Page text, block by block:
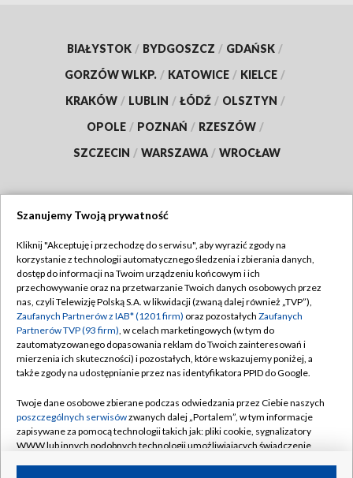
BIAŁYSTOK / BYDGOSZCZ / GDAŃSK /
GORZÓW WLKP. / KATOWICE / KIELCE /
KRAKÓW / LUBLIN / ŁÓDŹ / OLSZTYN /
OPOLE / POZNAŃ / RZESZÓW /
SZCZECIN / WARSZAWA / WROCŁAW
TVP
Abonament TVP
Emisja w TVP
Centrum informacji TVP
Naziemna Telewizja Cyfrowa
Rada Programowa
System NOS
Informacje o nadawcy
Regulamin TVP
Polityka prywatności
Moje zgody
Pomoc
Kontakt
Kanały
Szanujemy Twoją prywatność
Kliknij "Akceptuję i przechodzę do serwisu", aby wyrazić zgody na
korzystanie z technologii automatycznego śledzenia i zbierania danych,
dostęp do informacji na Twoim urządzeniu końcowym i ich
przechowywanie oraz na przetwarzanie Twoich danych osobowych przez
nas, czyli Telewizję Polską S.A. w likwidacji (zwaną dalej również „TVP”),
Zaufanych Partnerów z IAB* (1201 firm) oraz pozostałych Zaufanych
Partnerów TVP (93 firm), w celach marketingowych (w tym do
zautomatyzowanego dopasowania reklam do Twoich zainteresowań i
mierzenia ich skuteczności) i pozostałych, które wskazujemy poniżej, a
także zgody na udostępnianie przez nas identyfikatora PPID do Google.
Twoje dane osobowe zbierane podczas odwiedzania przez Ciebie naszych
poszczególnych serwisówzwanych dalej „Portalem”, w tym informacje
zapisywane za pomocą technologii takich jak: pliki cookie, sygnalizatory
WWW lub innych podobnych technologii umożliwiających świadczenie